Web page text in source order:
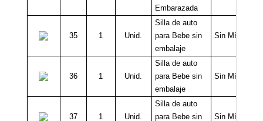
Embarazada
35 1 Unid.
Silla de auto
para Bebe sin
embalaje
Sin Mínimo
36 1 Unid.
Silla de auto
para Bebe sin
embalaje
Sin Mínimo
37 1 Unid.
Silla de auto
para Bebe sin
Sin Mínimo